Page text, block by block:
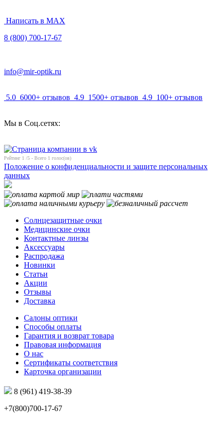
Написать в MAX
8 (800) 700-17-67
info@mir-optik.ru
5.0 6000+ отзывов 4.9 1500+ отзывов 4.9 100+ отзывов
Мы в Соц.сетях:
Рейтинг 1 /5 - Всего 1 голос(ов)
Положение о конфиденциальности и защите персональных
данных
Солнцезащитные очки
Медицинские очки
Контактные линзы
Аксессуары
Распродажа
Новинки
Статьи
Акции
Отзывы
Доставка
Салоны оптики
Способы оплаты
Гарантия и возврат товара
Правовая информация
О нас
Сертификаты соответствия
Карточка организации
8 (961) 419-38-39
+7(800)700-17-67